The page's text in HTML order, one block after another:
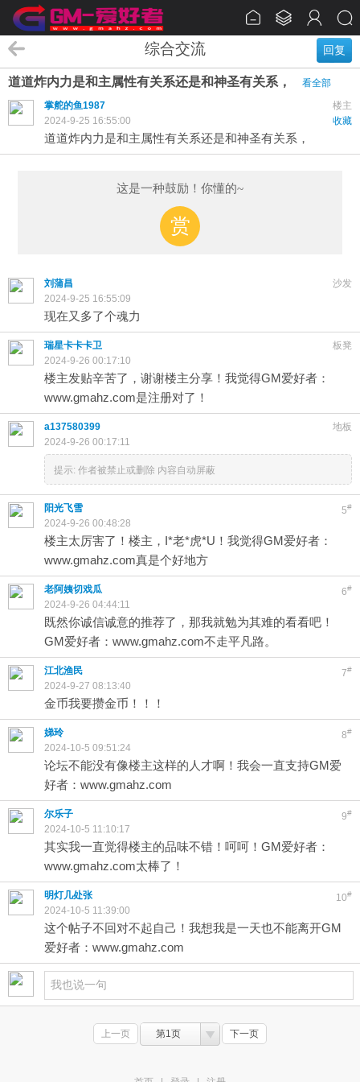
回复
综合交流
道道炸内力是和主属性有关系还是和神圣有关系，
看全部
楼主
掌舵的鱼1987
收藏
2024-9-25 16:55:00
道道炸内力是和主属性有关系还是和神圣有关系，
这是一种鼓励！你懂的~
赏
沙发
刘蒲昌
2024-9-25 16:55:09
现在又多了个魂力
板凳
瑞星卡卡卡卫
2024-9-26 00:17:10
楼主发贴辛苦了，谢谢楼主分享！我觉得GM爱好者：
www.gmahz.com是注册对了！
地板
a137580399
2024-9-26 00:17:11
提示: 作者被禁止或删除 内容自动屏蔽
5#
阳光飞雪
2024-9-26 00:48:28
楼主太厉害了！楼主，I*老*虎*U！我觉得GM爱好者：
www.gmahz.com真是个好地方
6#
老阿姨切戏瓜
2024-9-26 04:44:11
既然你诚信诚意的推荐了，那我就勉为其难的看看吧！
GM爱好者：www.gmahz.com不走平凡路。
7#
江北渔民
2024-9-27 08:13:40
金币我要攒金币！！！
8#
娣玲
2024-10-5 09:51:24
论坛不能没有像楼主这样的人才啊！我会一直支持GM爱
好者：www.gmahz.com
9#
尔乐子
2024-10-5 11:10:17
其实我一直觉得楼主的品味不错！呵呵！GM爱好者：
www.gmahz.com太棒了！
10#
明灯几处张
2024-10-5 11:39:00
这个帖子不回对不起自己！我想我是一天也不能离开GM
爱好者：www.gmahz.com
上一页 第1页 下一页